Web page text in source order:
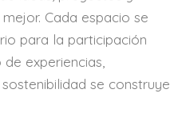
Cada espacio se
para la participación
experiencias,
se construye